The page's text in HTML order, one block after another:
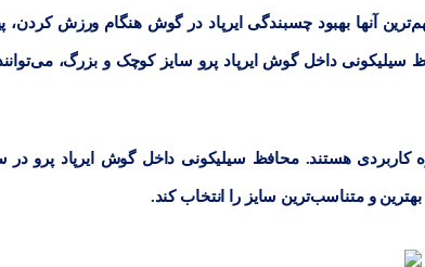
آنها بهبود چسبندگی ایرپاد در گوش هنگام ورزش کردن،
سیلیکونی داخل گوش ایرپاد پرو سایز کوچک و بزرگ،
کاربردی هستند. محافظ سیلیکونی داخل گوش ایرپاد پرو در
و متناسب‌ترین سایز را انتخاب کند.